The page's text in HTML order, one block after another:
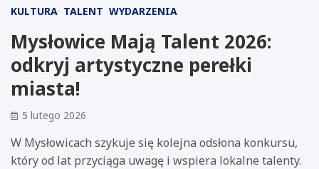
KULTURA TALENT WYDARZENIA
Mysłowice Mają Talent 2026:
odkryj artystyczne perełki
miasta!
5 lutego 2026
W Mysłowicach szykuje się kolejna odsłona konkursu,
który od lat przyciąga uwagę i wspiera lokalne talenty.